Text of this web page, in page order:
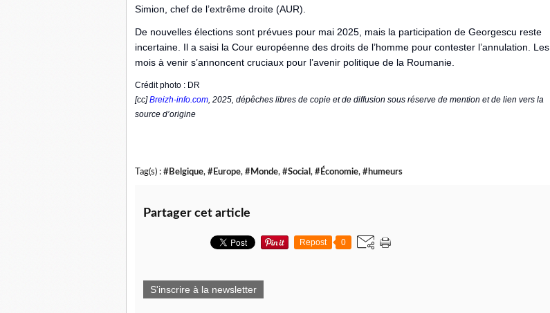
Simion, chef de l’extrême droite (AUR).
De nouvelles élections sont prévues pour mai 2025, mais la participation de Georgescu reste
incertaine. Il a saisi la Cour européenne des droits de l’homme pour contester l’annulation. Les
mois à venir s’annoncent cruciaux pour l’avenir politique de la Roumanie.
Crédit photo : DR
[cc]Breizh-info.com, 2025, dépêches libres de copie et de diffusion sous réserve de mention et de lien vers la
source d’origine
Tag(s) : #Belgique, #Europe, #Monde, #Social , #Économie, #humeurs
Partager cet article
Repost 0
S'inscrire à la newsletter